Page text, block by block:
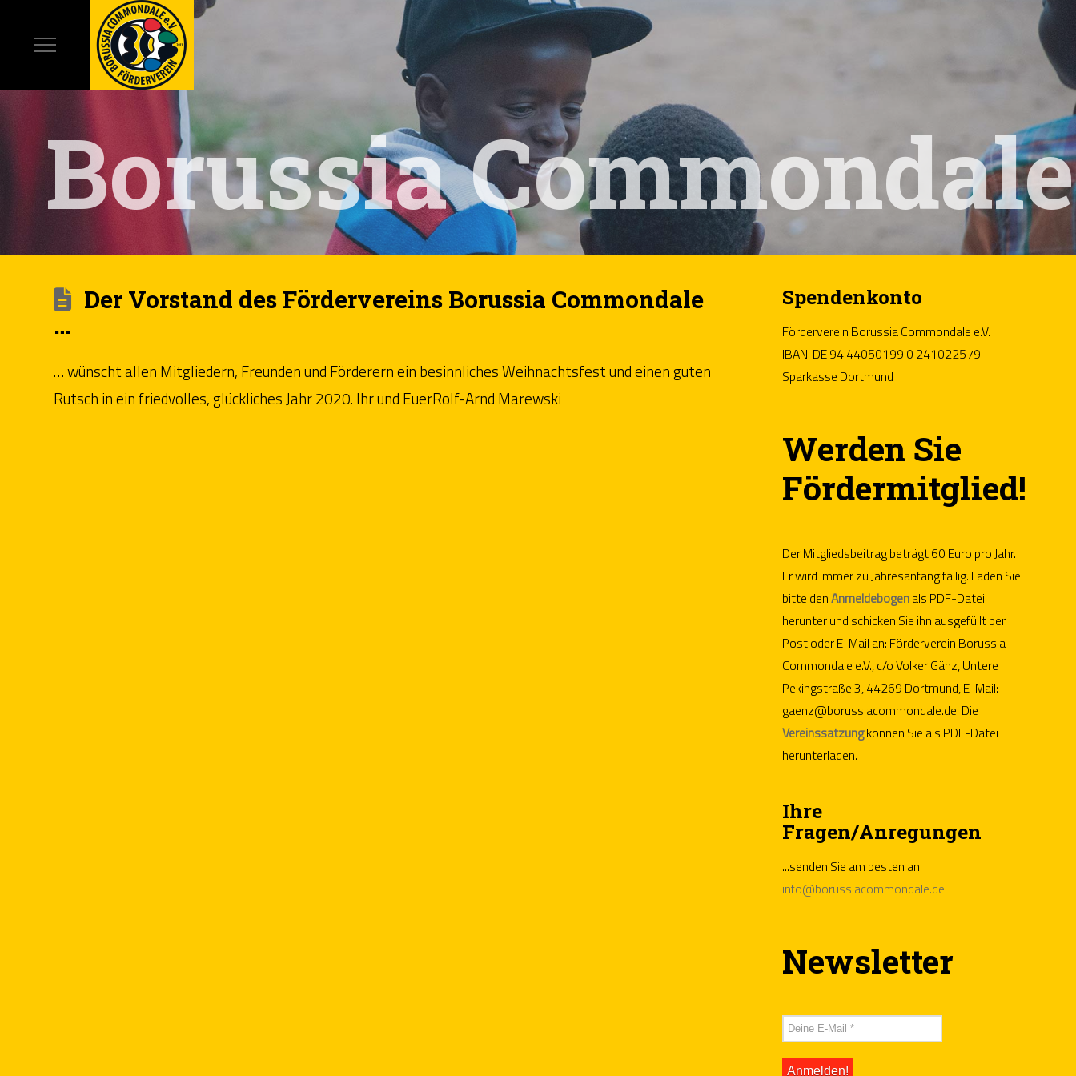
Borussia Commondale
Der Vorstand des Fördervereins Borussia Commondale
…
… wünscht allen Mitgliedern, Freunden und Förderern ein besinnliches Weihnachtsfest und einen guten
Rutsch in ein friedvolles, glückliches Jahr 2020. Ihr und EuerRolf-Arnd Marewski
Spendenkonto
Förderverein Borussia Commondale e.V.
IBAN: DE 94 44050199 0 241022579
Sparkasse Dortmund
Werden Sie
Fördermitglied!
Der Mitgliedsbeitrag beträgt 60 Euro pro Jahr.
Er wird immer zu Jahresanfang fällig. Laden Sie
bitte denAnmeldebogenals PDF-Datei
herunter und schicken Sie ihn ausgefüllt per
Post oder E-Mail an: Förderverein Borussia
Commondale e.V., c/o Volker Gänz, Untere
Pekingstraße 3, 44269 Dortmund, E-Mail:
gaenz@borussiacommondale.de. Die
Vereinssatzungkönnen Sie als PDF-Datei
herunterladen.
Ihre
Fragen/Anregungen
...senden Sie am besten an
info@borussiacommondale.de
Newsletter